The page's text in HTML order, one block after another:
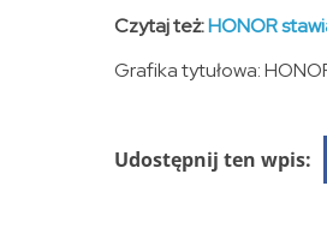
Czytaj też:HONOR
Grafika tytułowa:
Udostępnij ten wpis: